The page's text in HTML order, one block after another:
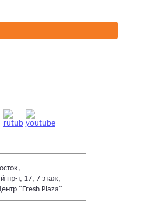
пр-т, 17, 7 этаж,
"Fresh Plaza"